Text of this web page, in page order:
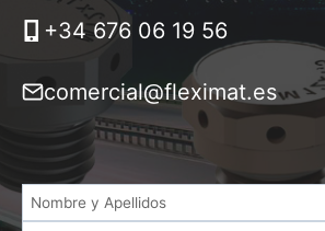
+34 676 06 19 56
comercial@fleximat.es